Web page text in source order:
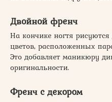
Двойной френч
На кончике ногтя
цветов, расположенных
Это добавляет маникюру
оригинальности.
Френч с декором